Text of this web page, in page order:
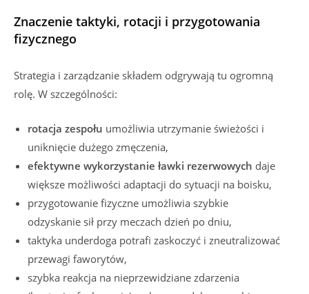
Znaczenie taktyki, rotacji i przygotowania
fizycznego
Strategia i zarządzanie składem odgrywają tu ogromną
rolę. W szczególności:
rotacja zespołu umożliwia utrzymanie świeżości i
uniknięcie dużego zmęczenia,
efektywne wykorzystanie ławki rezerwowych daje
większe możliwości adaptacji do sytuacji na boisku,
przygotowanie fizyczne umożliwia szybkie
odzyskanie sił przy meczach dzień po dniu,
taktyka underdoga potrafi zaskoczyć i zneutralizować
przewagi faworytów,
szybka reakcja na nieprzewidziane zdarzenia